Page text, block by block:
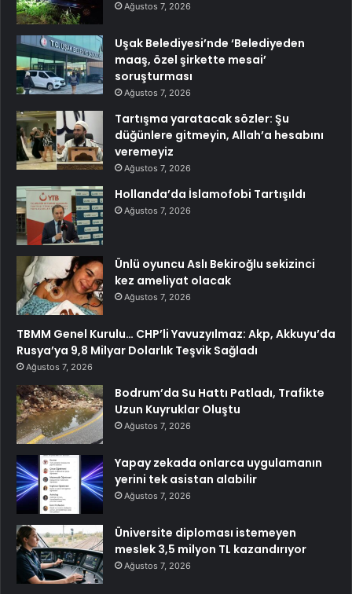
Ağustos 7, 2026
Uşak Belediyesi’nde ‘Belediyeden
maaş, özel şirkette mesai’
soruşturması
Ağustos 7, 2026
Tartışma yaratacak sözler: Şu
düğünlere gitmeyin, Allah’a hesabını
veremeyiz
Ağustos 7, 2026
Hollanda’da İslamofobi Tartışıldı
Ağustos 7, 2026
Ünlü oyuncu Aslı Bekiroğlu sekizinci
kez ameliyat olacak
Ağustos 7, 2026
TBMM Genel Kurulu… CHP’li Yavuzyılmaz: Akp, Akkuyu’da
Rusya’ya 9,8 Milyar Dolarlık Teşvik Sağladı
Ağustos 7, 2026
Bodrum’da Su Hattı Patladı, Trafikte
Uzun Kuyruklar Oluştu
Ağustos 7, 2026
Yapay zekada onlarca uygulamanın
yerini tek asistan alabilir
Ağustos 7, 2026
Üniversite diploması istemeyen
meslek 3,5 milyon TL kazandırıyor
Ağustos 7, 2026